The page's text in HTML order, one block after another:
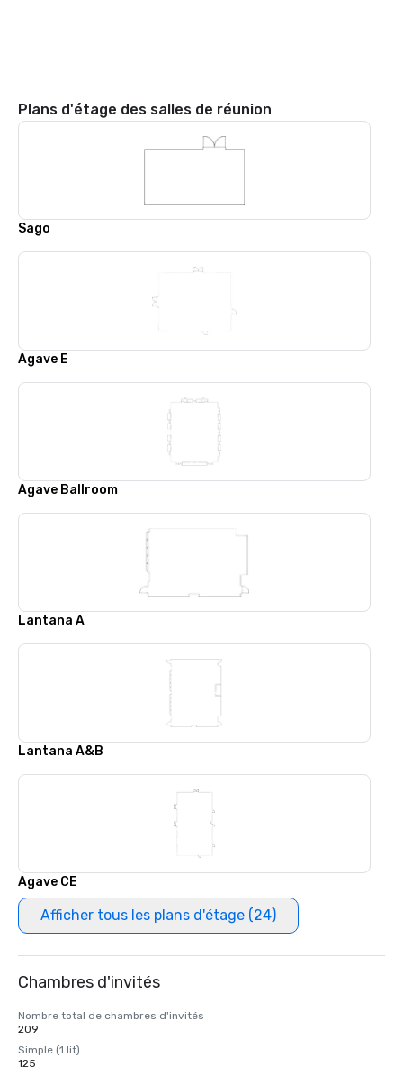
Plans d'étage des salles de réunion
Sago
Agave E
Agave Ballroom
Lantana A
Lantana A&B
Agave CE
Afficher tous les plans d'étage (24)
Chambres d'invités
Nombre total de chambres d'invités
209
Simple (1 lit)
125